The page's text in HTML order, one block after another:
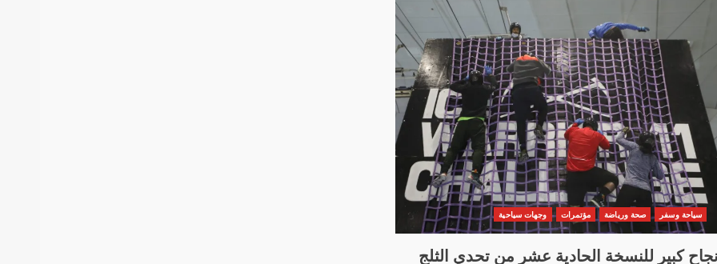
سياحة وسفر صحة ورياضة مؤتمرات وجهات سياحية
نجاح كبير للنسخة الحادية عشر من تحدي الثلج